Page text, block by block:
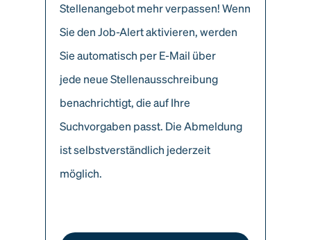
Stellenangebot mehr verpassen! Wenn
Sie den Job-Alert aktivieren, werden
Sie automatisch per E-Mail über
jede neue Stellenausschreibung
benachrichtigt, die auf Ihre
Suchvorgaben passt. Die Abmeldung
ist selbstverständlich jederzeit
möglich.